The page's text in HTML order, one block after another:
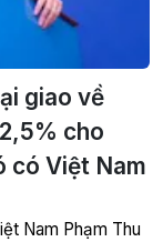
giao về
cho
có Việt Nam
Nam Phạm Thu